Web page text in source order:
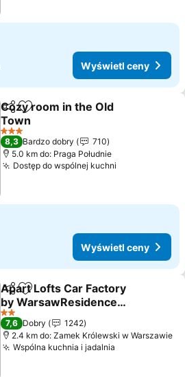
Wyświetl ceny
Udostępnij
Dodaj do ulubionych
Cozy room in the Old
Town
Wyświetl ceny
3 Kategoria
8,3 Bardzo dobry
710
5.0 km do: Praga Południe
Dostęp do wspólnej kuchni
Wyświetl ceny
Udostępnij
Dodaj do ulubionych
Apart Lofts Car Factory
by WarsawResidence
Group
Wyświetl ceny
2 Kategoria
7,6 Dobry
1242
2.4 km do: Zamek Królewski w Warszawie
Wspólna kuchnia i jadalnia